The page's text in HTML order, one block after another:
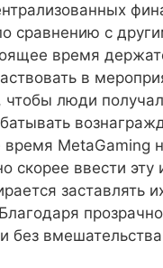
сравнению с
время
в
чтобы люди
MetaGaming
скорее ввести эту
заставлять
без